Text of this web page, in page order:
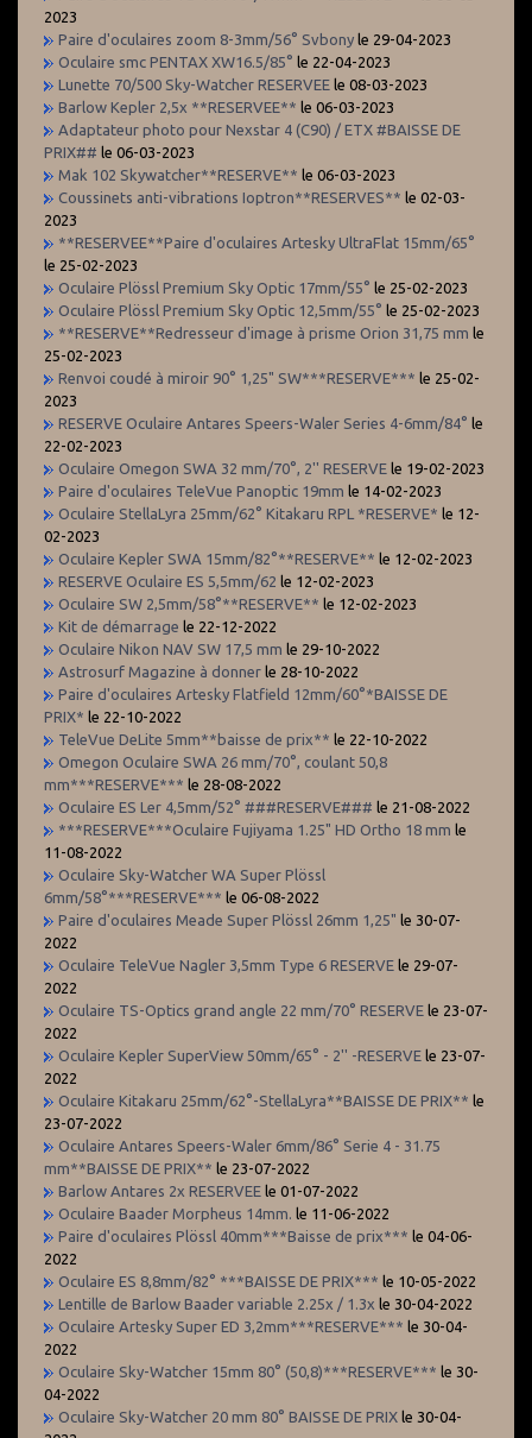
2023
Paire d'oculaires zoom 8-3mm/56° Svbony le 29-04-2023
Oculaire smc PENTAX XW16.5/85° le 22-04-2023
Lunette 70/500 Sky-Watcher RESERVEE le 08-03-2023
Barlow Kepler 2,5x **RESERVEE** le 06-03-2023
Adaptateur photo pour Nexstar 4 (C90) / ETX #BAISSE DE
PRIX## le 06-03-2023
Mak 102 Skywatcher**RESERVE** le 06-03-2023
Coussinets anti-vibrations Ioptron**RESERVES** le 02-03-
2023
**RESERVEE**Paire d'oculaires Artesky UltraFlat 15mm/65°
le 25-02-2023
Oculaire Plössl Premium Sky Optic 17mm/55° le 25-02-2023
Oculaire Plössl Premium Sky Optic 12,5mm/55° le 25-02-2023
**RESERVE**Redresseur d'image à prisme Orion 31,75 mm le
25-02-2023
Renvoi coudé à miroir 90° 1,25" SW***RESERVE*** le 25-02-
2023
RESERVE Oculaire Antares Speers-Waler Series 4-6mm/84° le
22-02-2023
Oculaire Omegon SWA 32 mm/70°, 2'' RESERVE le 19-02-2023
Paire d'oculaires TeleVue Panoptic 19mm le 14-02-2023
Oculaire StellaLyra 25mm/62° Kitakaru RPL *RESERVE* le 12-
02-2023
Oculaire Kepler SWA 15mm/82°**RESERVE** le 12-02-2023
RESERVE Oculaire ES 5,5mm/62 le 12-02-2023
Oculaire SW 2,5mm/58°**RESERVE** le 12-02-2023
Kit de démarrage le 22-12-2022
Oculaire Nikon NAV SW 17,5 mm le 29-10-2022
Astrosurf Magazine à donner le 28-10-2022
Paire d'oculaires Artesky Flatfield 12mm/60°*BAISSE DE
PRIX* le 22-10-2022
TeleVue DeLite 5mm**baisse de prix** le 22-10-2022
Omegon Oculaire SWA 26 mm/70°, coulant 50,8
mm***RESERVE*** le 28-08-2022
Oculaire ES Ler 4,5mm/52° ###RESERVE### le 21-08-2022
***RESERVE***Oculaire Fujiyama 1.25" HD Ortho 18 mm le
11-08-2022
Oculaire Sky-Watcher WA Super Plössl
6mm/58°***RESERVE*** le 06-08-2022
Paire d'oculaires Meade Super Plössl 26mm 1,25" le 30-07-
2022
Oculaire TeleVue Nagler 3,5mm Type 6 RESERVE le 29-07-
2022
Oculaire TS-Optics grand angle 22 mm/70° RESERVE le 23-07-
2022
Oculaire Kepler SuperView 50mm/65° - 2'' -RESERVE le 23-07-
2022
Oculaire Kitakaru 25mm/62°-StellaLyra**BAISSE DE PRIX** le
23-07-2022
Oculaire Antares Speers-Waler 6mm/86° Serie 4 - 31.75
mm**BAISSE DE PRIX** le 23-07-2022
Barlow Antares 2x RESERVEE le 01-07-2022
Oculaire Baader Morpheus 14mm. le 11-06-2022
Paire d'oculaires Plössl 40mm***Baisse de prix*** le 04-06-
2022
Oculaire ES 8,8mm/82° ***BAISSE DE PRIX*** le 10-05-2022
Lentille de Barlow Baader variable 2.25x / 1.3x le 30-04-2022
Oculaire Artesky Super ED 3,2mm***RESERVE*** le 30-04-
2022
Oculaire Sky-Watcher 15mm 80° (50,8)***RESERVE*** le 30-
04-2022
Oculaire Sky-Watcher 20 mm 80° BAISSE DE PRIX le 30-04-